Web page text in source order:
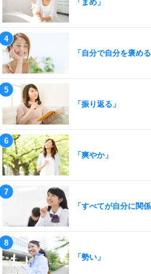
「まめ」
「自分で自分を褒める
「振り返る」
「爽やか」
「すべてが自分に関
「勢い」